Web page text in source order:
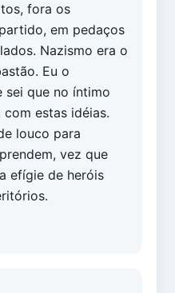
fora os
em pedaços
Nazismo era o
Eu o
sei que no íntimo
estas idéias.
louco para
vez que
efígie de heróis